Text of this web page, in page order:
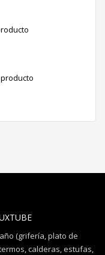
(grifería, plato de
calderas, estufas,